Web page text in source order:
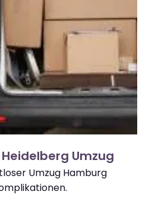
Umzug
Umzug Hamburg